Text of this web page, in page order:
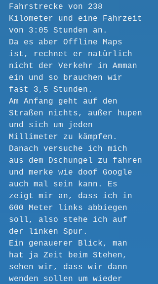
Fahrstrecke von 238
Kilometer und eine Fahrzeit
von 3:05 Stunden an.
Da es aber Offline Maps
ist, rechnet er natürlich
nicht der Verkehr in Amman
ein und so brauchen wir
fast 3,5 Stunden.
Am Anfang geht auf den
Straßen nichts, außer hupen
und sich um jeden
Millimeter zu kämpfen.
Danach versuche ich mich
aus dem Dschungel zu fahren
und merke wie doof Google
auch mal sein kann. Es
zeigt mir an, dass ich in
600 Meter links abbiegen
soll, also stehe ich auf
der linken Spur.
Ein genauerer Blick, man
hat ja Zeit beim Stehen,
sehen wir, dass wir dann
wenden sollen um wieder